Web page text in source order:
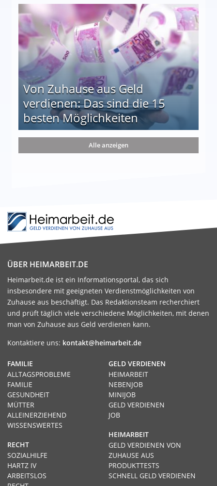
auf einen Blick
Von Zuhause aus Geld
verdienen: Das sind die 15
besten Möglichkeiten
die 15 besten Möglichkeiten
Alle anzeigen
ÜBER HEIMARBEIT.DE
Heimarbeit.de ist ein Informationsportal, das sich
insbesondere mit geeigneten Verdienstmöglichkeiten von
Zuhause aus beschäftigt. Das Redaktionsteam recherchiert
und prüft täglich viele verschiedene Möglichkeiten, mit denen
man von Zuhause aus Geld verdienen kann.
Kontaktiere uns: kontakt@heimarbeit.de
GELD VERDIENEN
HEIMARBEIT
NEBENJOB
MINIJOB
GELD VERDIENEN
JOB
HEIMARBEIT
GELD VERDIENEN VON
ZUHAUSE AUS
PRODUKTTESTS
SCHNELL GELD VERDIENEN
FAMILIE
ALLTAGSPROBLEME
FAMILIE
GESUNDHEIT
MÜTTER
ALLEINERZIEHEND
WISSENSWERTES
RECHT
SOZIALHILFE
HARTZ IV
ARBEITSLOS